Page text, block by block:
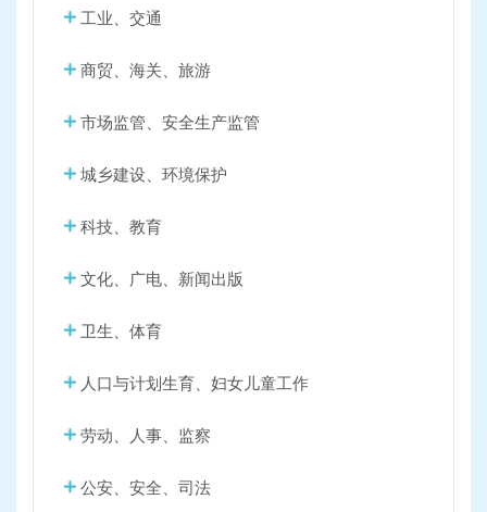
工业、交通
商贸、海关、旅游
市场监管、安全生产监管
城乡建设、环境保护
科技、教育
文化、广电、新闻出版
卫生、体育
人口与计划生育、妇女儿童工作
劳动、人事、监察
公安、安全、司法